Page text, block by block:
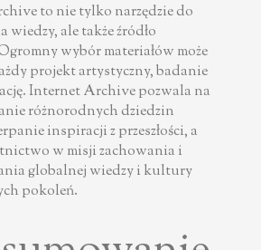
to nie tylko narzędzie do
wiedzy, ale także źródło
wybór materiałów może
projekt artystyczny, badanie
Internet Archive pozwala na
różnorodnych dziedzin
inspiracji z przeszłości, a
w misji zachowania i
globalnej wiedzy i kultury
pokoleń.